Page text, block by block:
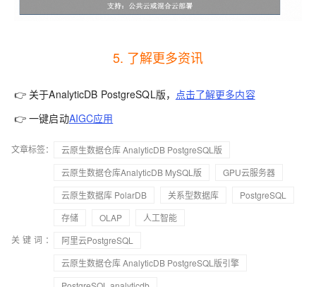
5. 了解更多资讯
👉 关于AnalyticDB PostgreSQL版， 点击了解更多内容
👉 一键启动AIGC应用
文章标签：
云原生数据仓库 AnalyticDB PostgreSQL版
云原生数据仓库AnalyticDB MySQL版
GPU云服务器
云原生数据库 PolarDB
关系型数据库
PostgreSQL
存储
OLAP
人工智能
关键词：
阿里云PostgreSQL
云原生数据仓库 AnalyticDB PostgreSQL版引擎